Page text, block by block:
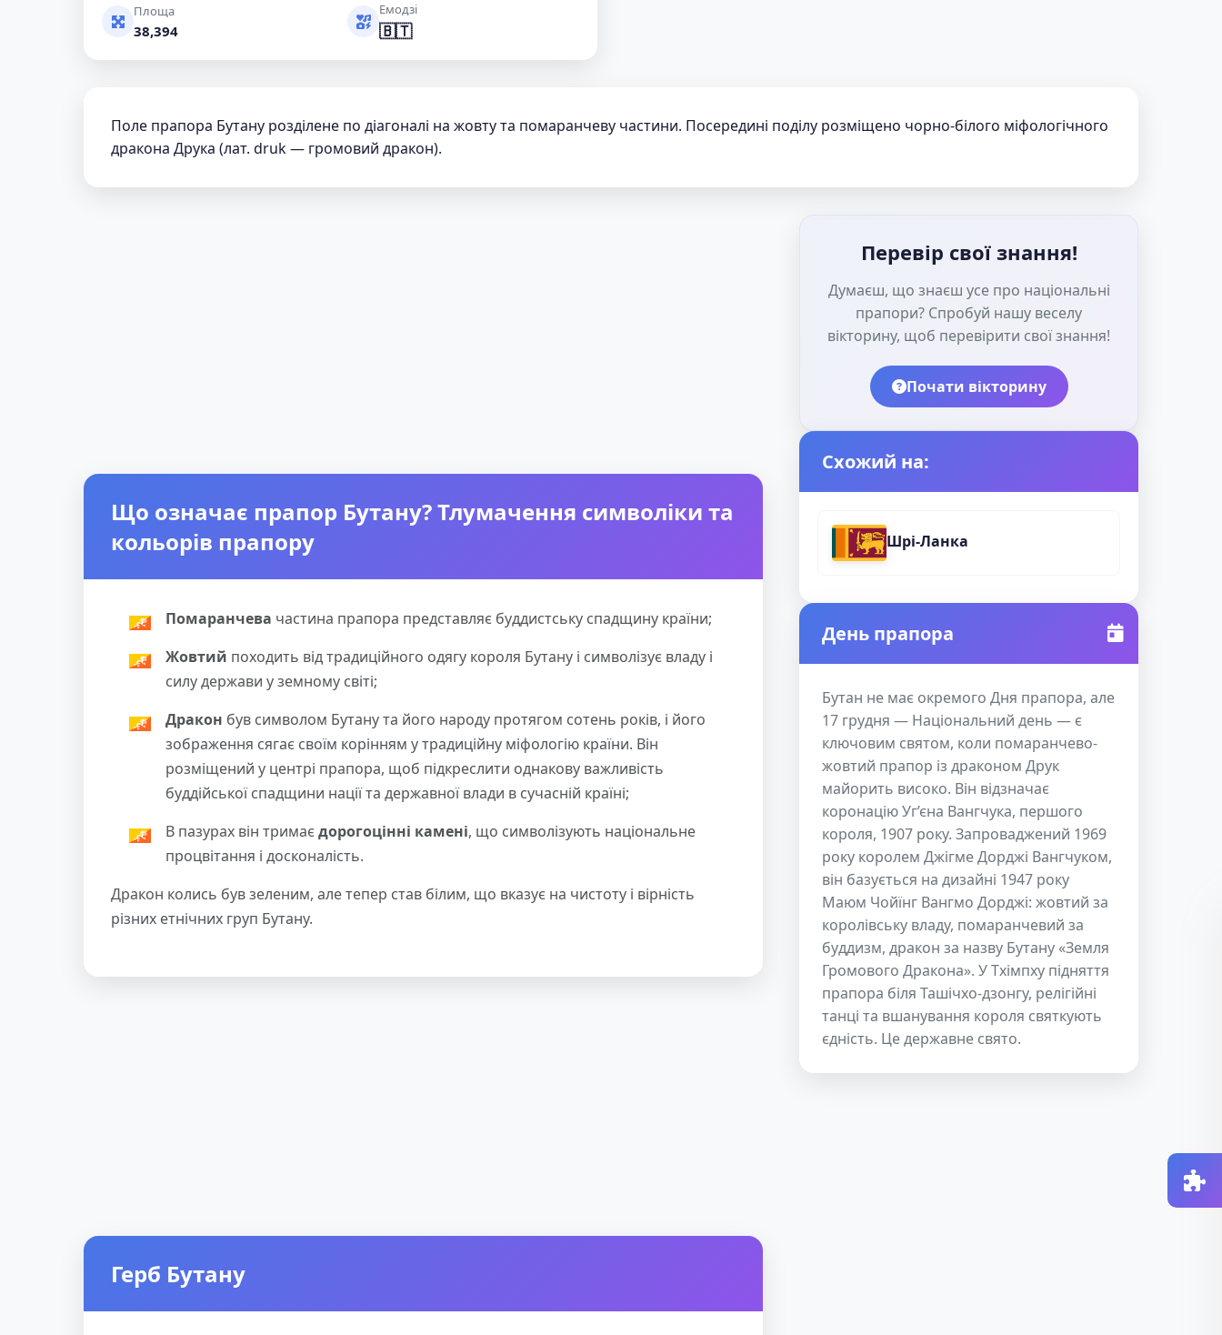
Площа
38,394
Емодзі
🇧🇹
Поле прапора Бутану розділене по діагоналі на жовту та помаранчеву частини. Посередині поділу розміщено чорно-білого міфологічного
дракона Друка (лат. druk — громовий дракон).
Що означає прапор Бутану? Тлумачення символіки та
кольорів прапору
Помаранчева частина прапора представляє буддистську спадщину країни;
Жовтий походить від традиційного одягу короля Бутану і символізує владу і
силу держави у земному світі;
Дракон був символом Бутану та його народу протягом сотень років, і його
зображення сягає своїм корінням у традиційну міфологію країни. Він
розміщений у центрі прапора, щоб підкреслити однакову важливість
буддійської спадщини нації та державної влади в сучасній країні;
В пазурах він тримаєдорогоцінні камені, що символізують національне
процвітання і досконалість.
Дракон колись був зеленим, але тепер став білим, що вказує на чистоту і вірність
різних етнічних груп Бутану.
Герб Бутану
Перевір свої знання!
Думаєш, що знаєш усе про національні
прапори? Спробуй нашу веселу
вікторину, щоб перевірити свої знання!
Почати вікторину
Схожий на:
Шрі-Ланка
День прапора
Бутан не має окремого Дня прапора, але
17 грудня — Національний день — є
ключовим святом, коли помаранчево-
жовтий прапор із драконом Друк
майорить високо. Він відзначає
коронацію Уг’єна Вангчука, першого
короля, 1907 року. Запроваджений 1969
року королем Джігме Дорджі Вангчуком,
він базується на дизайні 1947 року
Маюм Чойїнг Вангмо Дорджі: жовтий за
королівську владу, помаранчевий за
буддизм, дракон за назву Бутану «Земля
Громового Дракона». У Тхімпху підняття
прапора біля Ташічхо-дзонгу, релігійні
танці та вшанування короля святкують
єдність. Це державне свято.